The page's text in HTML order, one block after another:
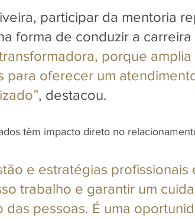
participar da mentoria
forma de conduzir a carreira
porque amplia
para oferecer um
, destacou.
têm impacto direto no
e estratégias profissionais
trabalho e garantir um
pessoas. É uma